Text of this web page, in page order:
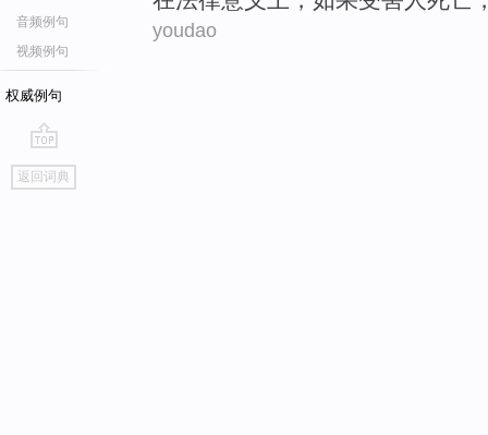
音频例句
视频例句
权威例句
go
top
返回词典
youdao